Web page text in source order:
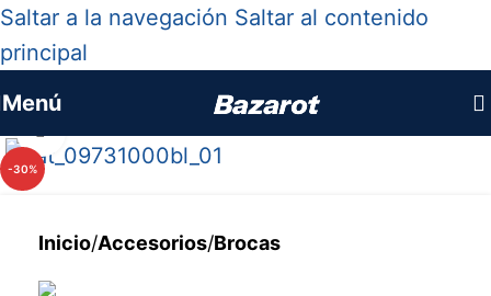
Saltar a la navegación Saltar al contenido
principal
Menú
-30%
Haga clic para ampliar
Inicio/Accesorios/Brocas